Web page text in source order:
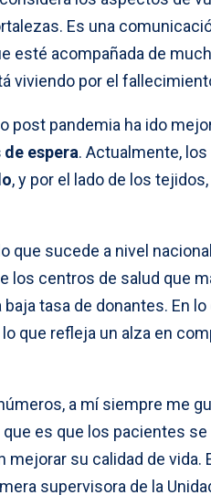
Es una
esté acompañada de
viviendo por el
post pandemia ha ido
de espera. Actualmente,
, y por el lado de los
que sucede a nivel
los centros de salud que
tasa de donantes. En
que refleja un alza en
a mí siempre me
es que los pacientes
mejorar su calidad de
supervisora de la